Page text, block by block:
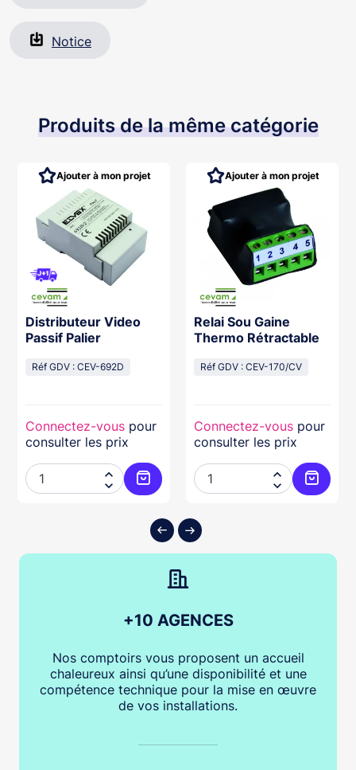
Notice
Produits de la même catégorie
au panier
Distributeur Video
Passif Palier
Réf GDV : CEV-692D
Connectez-vous pour
consulter les prix


Ajouter au panier
Ajouter à mon projet
Relai Sou Gaine
Thermo Rétractable
Réf GDV : CEV-170/CV
Connectez-vous pour
consulter les prix


Ajouter à mon projet
+10 AGENCES
Nos comptoirs vous proposent un accueil
chaleureux ainsi qu’une disponibilité et une
compétence technique pour la mise en œuvre
de vos installations.